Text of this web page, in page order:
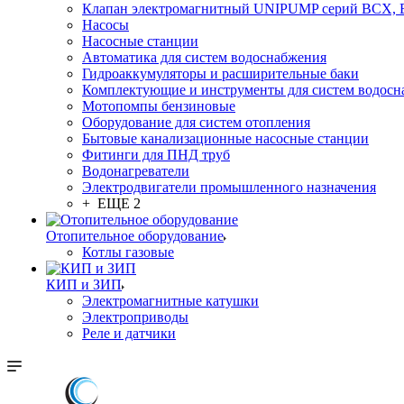
Клапан электромагнитный UNIPUMP серий BCX,
Насосы
Насосные станции
Автоматика для систем водоснабжения
Гидроаккумуляторы и расширительные баки
Комплектующие и инструменты для систем
Мотопомпы бензиновые
Оборудование для систем отопления
Бытовые канализационные насосные станции
Фитинги для ПНД труб
Водонагреватели
Электродвигатели промышленного назначения
+ ЕЩЕ 2
Отопительное оборудование
Котлы газовые
КИП и ЗИП
Электромагнитные катушки
Электроприводы
Реле и датчики